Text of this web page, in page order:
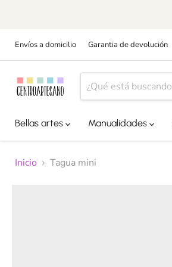
Envíos a domicilio Garantia de devolución
Bellas artes Manualidades
Inicio Tagua mini